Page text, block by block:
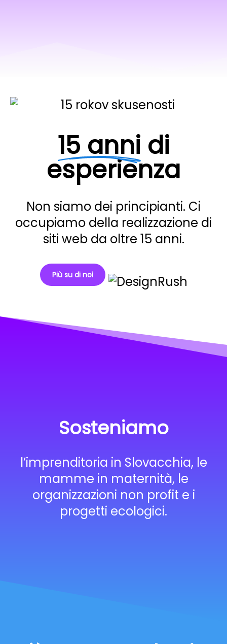
15 anni di
esperienza
Non siamo dei principianti. Ci
occupiamo della realizzazione di
siti web da oltre 15 anni.
Più su di noi
Sosteniamo
l’imprenditoria in Slovacchia, le
mamme in maternità, le
organizzazioni non profit e i
progetti ecologici.